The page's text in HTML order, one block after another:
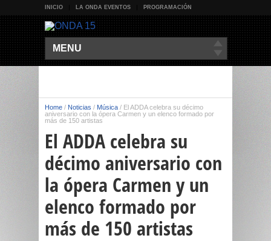
INICIO LA ONDA EVENTOS PROGRAMACIÓN
MENU
Home / Noticias / Música / El ADDA celebra su décimo
aniversario con la ópera Carmen y un elenco formado por
más de 150 artistas
El ADDA celebra su
décimo aniversario con
la ópera Carmen y un
elenco formado por
más de 150 artistas